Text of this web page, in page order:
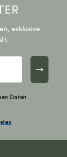
exklusive
→
Daten